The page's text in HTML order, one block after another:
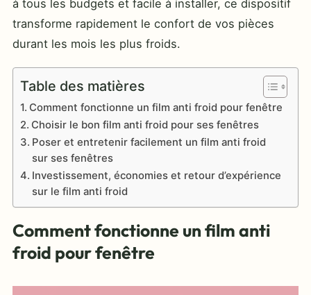
à tous les budgets et facile à installer, ce dispositif
transforme rapidement le confort de vos pièces
durant les mois les plus froids.
Table des matières
Comment fonctionne un film anti froid pour fenêtre
Choisir le bon film anti froid pour ses fenêtres
Poser et entretenir facilement un film anti froid
sur ses fenêtres
Investissement, économies et retour d’expérience
sur le film anti froid
Comment fonctionne un film anti
froid pour fenêtre